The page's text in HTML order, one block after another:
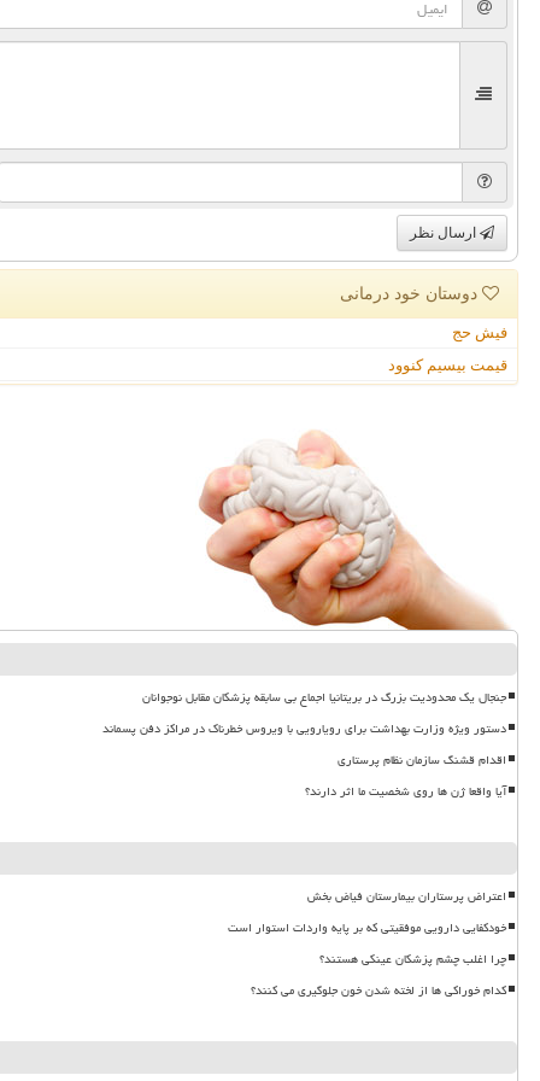
ارسال نظر
دوستان خود درمانی
فیش حج
قیمت بیسیم کنوود
جنجال یک محدودیت بزرگ در بریتانیا اجماع بی سابقه پزشکان مقابل نوجوانان
دستور ویژه وزارت بهداشت برای رویارویی با ویروس خطرناک در مراکز دفن پسماند
اقدام قشنگ سازمان نظام پرستاری
آیا واقعا ژن ها روی شخصیت ما اثر دارند؟
اعتراض پرستاران بیمارستان فیاض بخش
خودکفایی دارویی موفقیتی که بر پایه واردات استوار است
چرا اغلب چشم پزشکان عینکی هستند؟
کدام خوراکی ها از لخته شدن خون جلوگیری می کنند؟